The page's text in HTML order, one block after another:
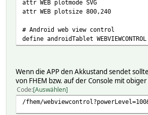
attr WEB plotmode SVG
attr WEB plotsize 800,240
# Android web view control
define androidTablet
Wenn die APP den Akkustand sendet
von FHEM bzw. auf der Console mit
Code Auswählen
/fhem/